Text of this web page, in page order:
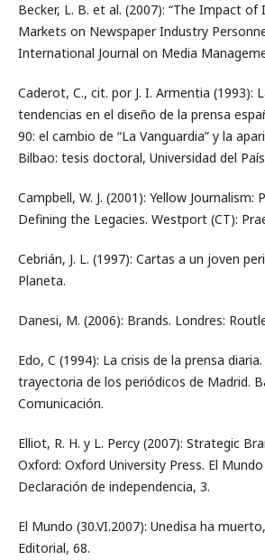
Becker, L. B. et al. (2007): “The Impact
Markets on Newspaper Industry
International Journal on Media
Caderot, C., cit. por J. I. Armentia (1993):
tendencias en el diseño de la prensa
90: el cambio de “La Vanguardia” y la
Bilbao: tesis doctoral, Universidad del
Campbell, W. J. (2001): Yellow
Defining the Legacies. Westport (CT):
Cebrián, J. L. (1997): Cartas a un joven
Planeta.
Danesi, M. (2006): Brands. Londres:
Edo, C (1994): La crisis de la prensa
trayectoria de los periódicos de Madrid.
Comunicación.
Elliot, R. H. y L. Percy (2007): Strategic
Oxford: Oxford University Press. El Mundo
Declaración de independencia, 3.
El Mundo (30.VI.2007): Unedisa ha
Editorial, 68.